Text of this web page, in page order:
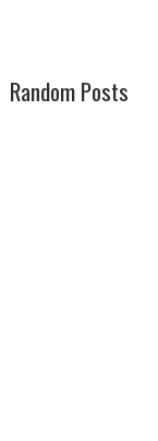
Random Posts